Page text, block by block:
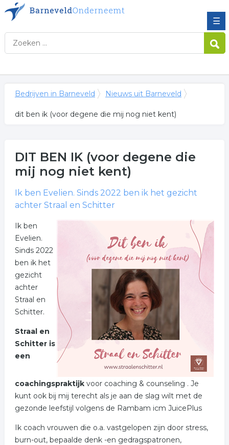
☰
Bedrijven in Barneveld Nieuws uit Barneveld
dit ben ik (voor degene die mij nog niet kent)
DIT BEN IK (voor degene die
mij nog niet kent)
Ik ben Evelien. Sinds 2022 ben ik het gezicht
achter Straal en Schitter
Ik ben
Evelien.
Sinds 2022
ben ik het
gezicht
achter
Straal en
Schitter.
Straal en
Schitter is
een
coachingspraktijkvoor coaching & counseling . Je
kunt ook bij mij terecht als je aan de slag wilt met de
gezonde leefstijl volgens de Rambam icm JuicePlus
Ik coach vrouwen die o.a. vastgelopen zijn door stress,
burn-out, bepaalde denk -en gedragspatronen,